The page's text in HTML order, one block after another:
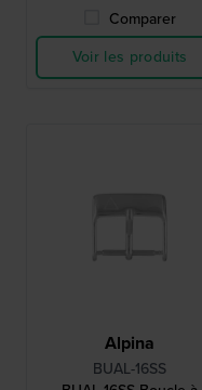
Comparer
Voir les produits
Alpina
BUAL-16SS